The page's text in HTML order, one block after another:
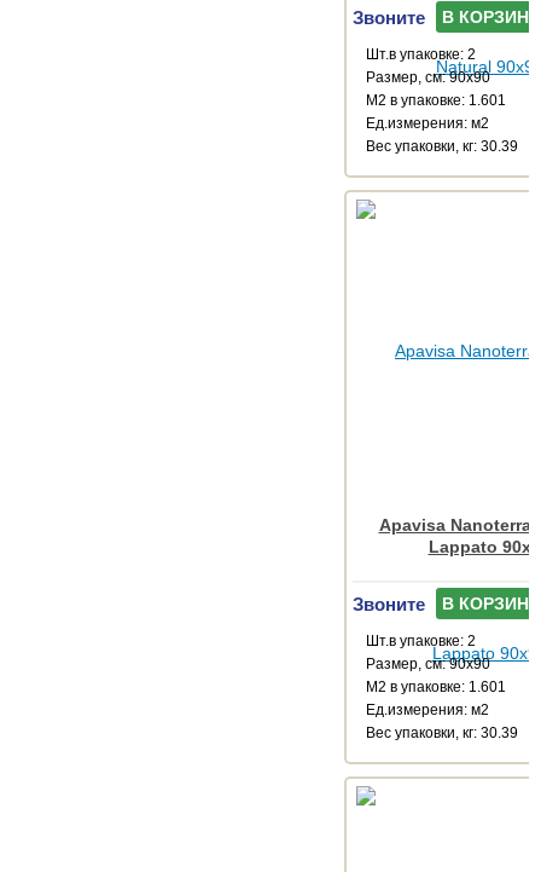
Звоните В КОРЗИНУ
Шт.в упаковке: 2
Размер, см: 90x90
М2 в упаковке: 1.601
Ед.измерения: м2
Веc упаковки, кг: 30.39
Apavisa
Lappato
Звоните В КОРЗИНУ
Шт.в упаковке: 2
Размер, см: 90x90
М2 в упаковке: 1.601
Ед.измерения: м2
Веc упаковки, кг: 30.39